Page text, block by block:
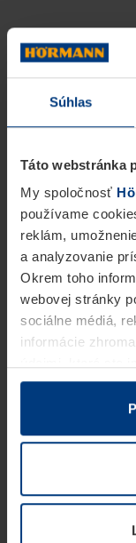
Súhlas
Táto webstránka
My spoločnosť
používame
reklám,
a analyzovanie
Okrem toho
webovej stránky
sociálne médiá,
informácie
v rámci Vášho
Z právneho
prevádzku tejto
potrebujeme
kedykoľvek
našej webovej